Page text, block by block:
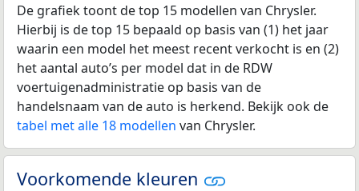
De grafiek toont de top 15 modellen van Chrysler.
Hierbij is de top 15 bepaald op basis van (1) het jaar
waarin een model het meest recent verkocht is en (2)
het aantal auto’s per model dat in de RDW
voertuigenadministratie op basis van de
handelsnaam van de auto is herkend. Bekijk ook de
tabel met alle 18 modellen van Chrysler.
Voorkomende kleuren